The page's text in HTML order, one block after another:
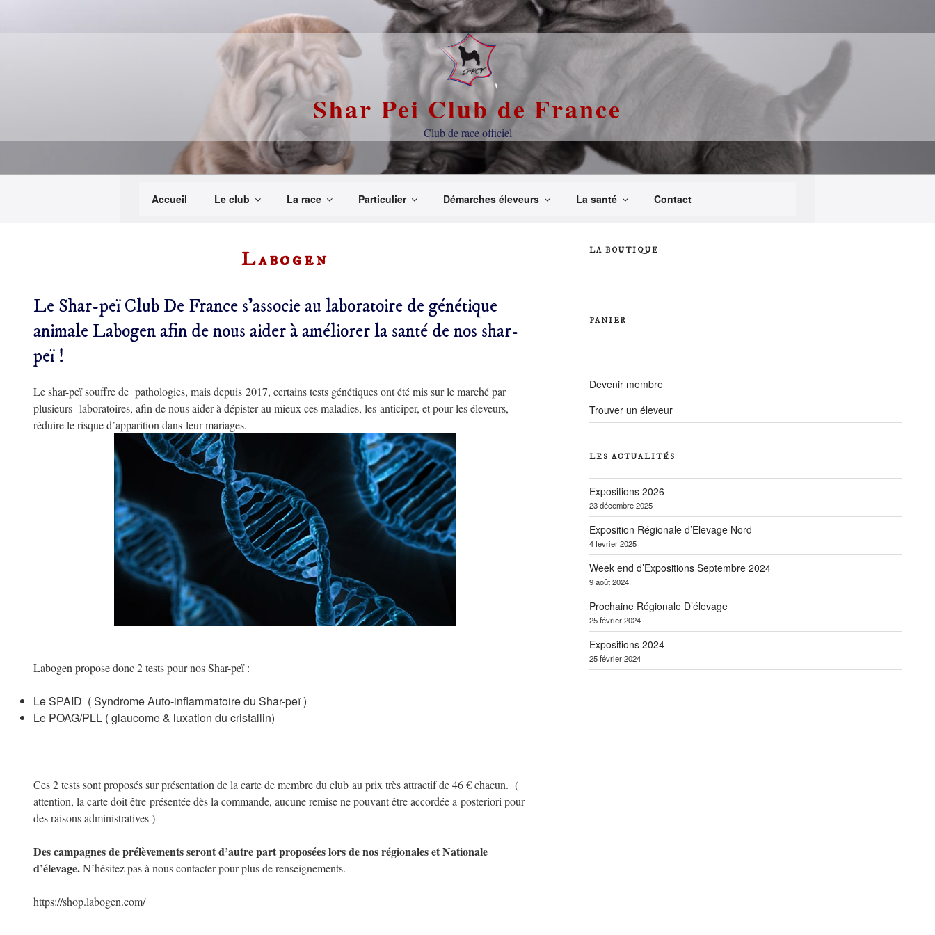
Shar Pei Club de France
Club de race officiel
Accueil Le club La race Particulier Démarches éleveurs La santé Contact
Labogen
Le Shar-peï Club De France s’associe au laboratoire de génétique
animale Labogen afin de nous aider à améliorer la santé de nos shar-
peï !
Le shar-peï souffre de pathologies, mais depuis 2017, certains tests génétiques ont été mis sur le marché par
plusieurs laboratoires, afin de nous aider à dépister au mieux ces maladies, les anticiper, et pour les éleveurs,
réduire le risque d’apparition dans leur mariages.
Labogen propose donc 2 tests pour nos Shar-peï :
Le SPAID ( Syndrome Auto-inflammatoire du Shar-peï )
Le POAG/PLL ( glaucome & luxation du cristallin)
Ces 2 tests sont proposés sur présentation de la carte de membre du club au prix très attractif de 46 € chacun. (
attention, la carte doit être présentée dès la commande, aucune remise ne pouvant être accordée a posteriori pour
des raisons administratives )
Des campagnes de prélèvements seront d’autre part proposées lors de nos régionales et Nationale
d’élevage.N’hésitez pas à nous contacter pour plus de renseignements.
https://shop.labogen.com/
LA BOUTIQUE
PANIER
Devenir membre
Trouver un éleveur
LES ACTUALITÉS
Expositions 2026
23 décembre 2025
Exposition Régionale d’Elevage Nord
4 février 2025
Week end d’Expositions Septembre 2024
9 août 2024
Prochaine Régionale D’élevage
25 février 2024
Expositions 2024
25 février 2024